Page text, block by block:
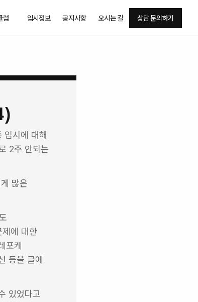
럼 입시정보 공지사항 오시는 길 상담 문의하기
입시에 대해
2주 안되는
많은
에 대한
포케
등을 글에
있었다고